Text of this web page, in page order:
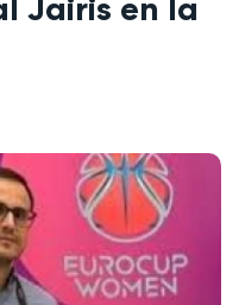
Jairis en la